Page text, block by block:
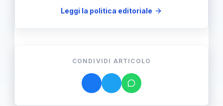
Leggi la politica editoriale
CONDIVIDI ARTICOLO